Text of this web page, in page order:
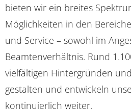
bieten wir ein breites
Möglichkeiten in den
und Service – sowohl im
Beamtenverhältnis. Rund
vielfältigen Hintergründen
gestalten und entwickeln
kontinuierlich weiter.